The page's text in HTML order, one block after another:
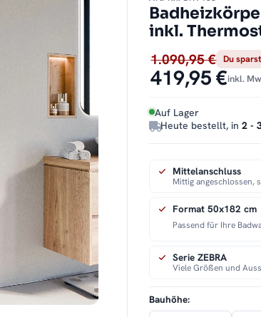
inkl.
1.090,95 € Du
419,95 €inkl.
Auf Lager
Heute bestellt, in2 -
Mittelanschluss
Mittig angeschlossen,
Format 50x182 cm
Passend für Ihre
Serie ZEBRA
Viele Größen und
Bauhöhe: